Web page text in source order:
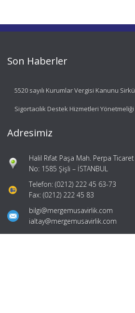
Son Haberler
5520 sayılı Kurumlar Vergisi Kanunu
Sigortacılık Destek Hizmetleri
Adresimiz
Halil Rıfat Paşa Mah. Perpa
No: 1585 Şişli – İSTANBUL
Telefon: (0212) 222 45 63-73
Fax: (0212) 222 45 83
bilgi@mergemusavirlik.com
ialtay@mergemusavirlik.com